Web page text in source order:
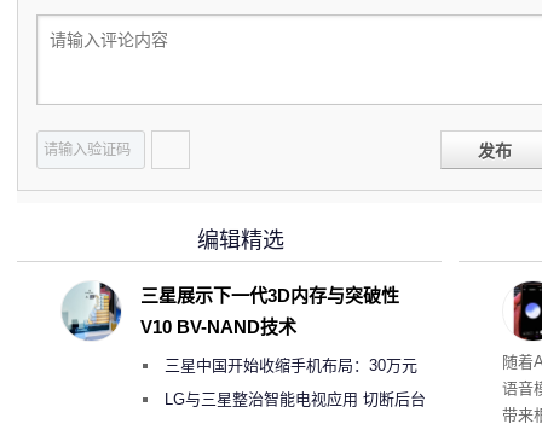
发布
理”
随着
语音
带来
编辑精选
三星展示下一代3D内存与突破性
V10 BV-NAND技术
三星中国开始收缩手机布局：30万元
月销售额不达标门店 将被逐步清退
LG与三星整治智能电视应用 切断后台